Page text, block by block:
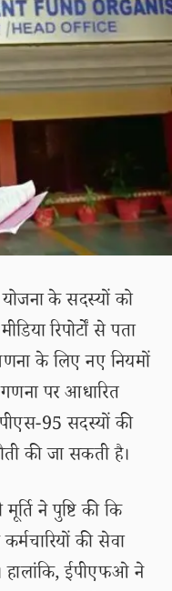
के सदस्यों को
रिपोर्टों से पता
के लिए नए नियमों
गणना पर आधारित
95 सदस्यों की
की जा सकती है।
ने पुष्टि की कि
की सेवा
हालांकि, ईपीएफओ ने